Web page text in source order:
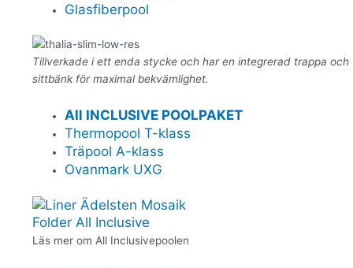
Glasfiberpool
Tillverkade i ett enda stycke och har en integrerad trappa och
sittbänk för maximal bekvämlighet.
All INCLUSIVE POOLPAKET
Thermopool T-klass
Träpool A-klass
Ovanmark UXG
Folder All Inclusive
Läs mer om All Inclusivepoolen